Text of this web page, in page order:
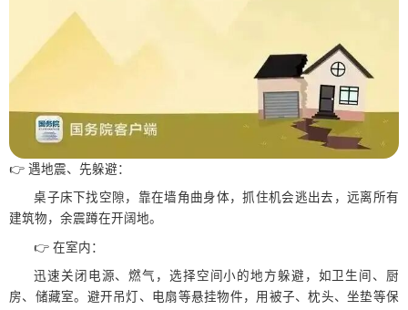
👉 遇地震、先躲避：
桌子床下找空隙，靠在墙角曲身体，抓住机会逃出去，远离所有
建筑物，余震蹲在开阔地。
👉 在室内：
迅速关闭电源、燃气，选择空间小的地方躲避，如卫生间、厨
房、储藏室。避开吊灯、电扇等悬挂物件，用被子、枕头、坐垫等保